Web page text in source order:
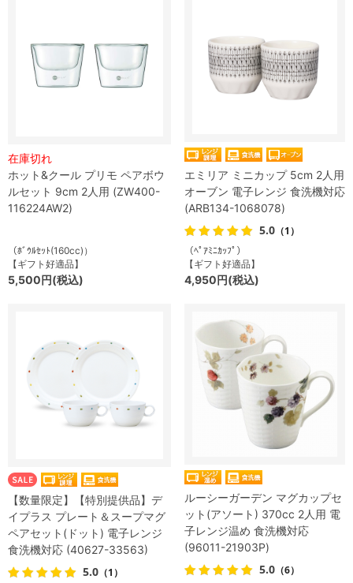
在庫切れ
ホット&クール プリモ ペアボウ
ルセット 9cm 2人用 (ZW400-
116224AW2)
（ﾎﾞｳﾙｾｯﾄ(160cc)）
【ギフト好適品】
5,500円(税込)
エミリア ミニカップ 5cm 2人用
オーブン 電子レンジ 食洗機対応
(ARB134-1068078)
5.0 （1）
（ﾍﾟｱﾐﾆｶｯﾌﾟ）
【ギフト好適品】
4,950円(税込)
【数量限定】【特別提供品】デ
イプラス プレート＆スープマグ
ペアセット(ドット) 電子レンジ
食洗機対応 (40627-33563)
5.0 （1）
ルーシーガーデン マグカップセ
ット(アソート) 370cc 2人用 電
子レンジ温め 食洗機対応
(96011-21903P)
5.0 （6）